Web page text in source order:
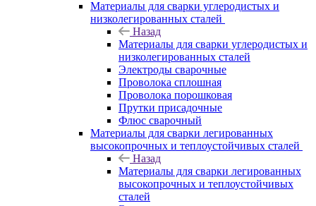
Материалы для сварки углеродистых и
низколегированных сталей
Назад
Материалы для сварки углеродистых и
низколегированных сталей
Электроды сварочные
Проволока сплошная
Проволока порошковая
Прутки присадочные
Флюс сварочный
Материалы для сварки легированных
высокопрочных и теплоустойчивых сталей
Назад
Материалы для сварки легированных
высокопрочных и теплоустойчивых
сталей